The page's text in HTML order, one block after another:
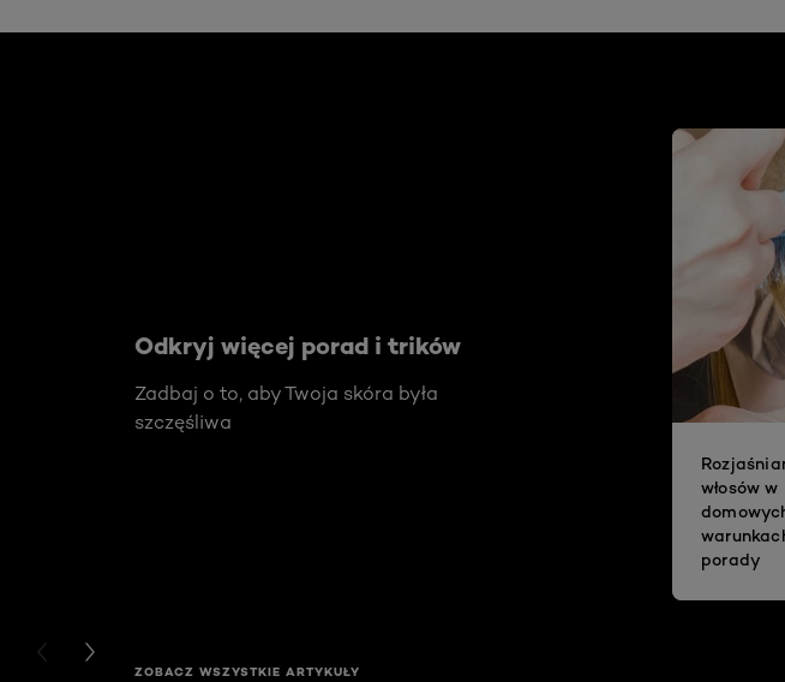
Odkryj więcej porad i trików
Zadbaj o to, aby Twoja skóra była
szczęśliwa
włosów w
porady
PREVIOUS CARD
NEXT CARD
ZOBACZ WSZYSTKIE ARTYKUŁY